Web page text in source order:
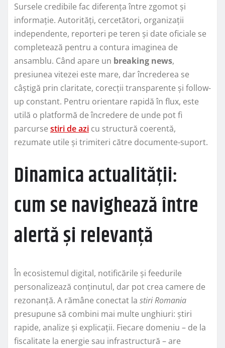
Sursele credibile fac diferența între zgomot și
informație. Autorități, cercetători, organizații
independente, reporteri pe teren și date oficiale se
completează pentru a contura imaginea de
ansamblu. Când apare un breaking news,
presiunea vitezei este mare, dar încrederea se
câștigă prin claritate, corecții transparente și follow-
up constant. Pentru orientare rapidă în flux, este
utilă o platformă de încredere de unde pot fi
parcurse stiri de azi cu structură coerentă,
rezumate utile și trimiteri către documente-suport.
Dinamica actualității:
cum se navighează între
alertă și relevanță
În ecosistemul digital, notificările și feedurile
personalizează conținutul, dar pot crea camere de
rezonanță. A rămâne conectat la stiri Romania
presupune să combini mai multe unghiuri: știri
rapide, analize și explicații. Fiecare domeniu – de la
fiscalitate la energie sau infrastructură – are